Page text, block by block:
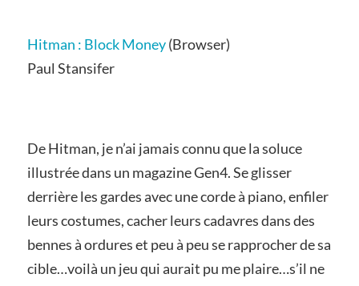
Hitman : Block Money(Browser)
Paul Stansifer
De Hitman, je n’ai jamais connu que la soluce
illustrée dans un magazine Gen4. Se glisser
derrière les gardes avec une corde à piano, enfiler
leurs costumes, cacher leurs cadavres dans des
bennes à ordures et peu à peu se rapprocher de sa
cible…voilà un jeu qui aurait pu me plaire…s’il ne